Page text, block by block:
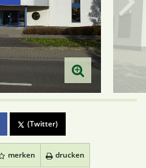
(Twitter)
merken drucken